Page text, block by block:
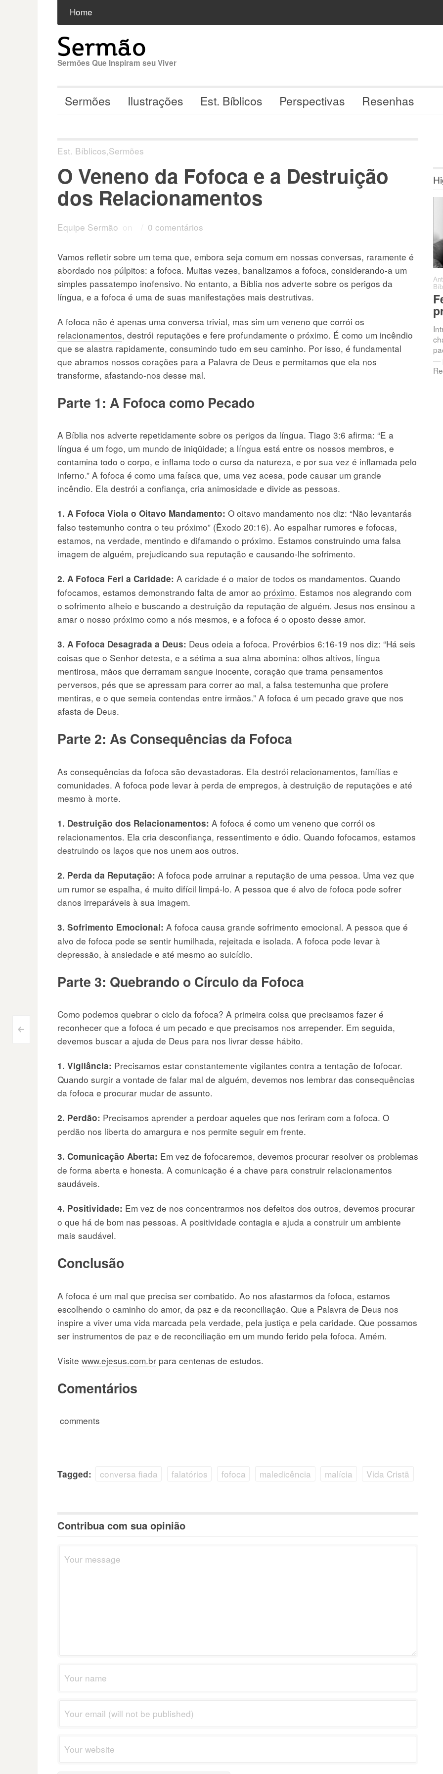
para
conteúdo
Home
Sermões Que Inspiram seu Viver
Sermões Ilustrações Est. Bíblicos Perspectivas Resenhas
Navegação
do
Post
<
Est. Bíblicos,Sermões
O Veneno da Fofoca e a Destruição
dos Relacionamentos
Equipe Sermão on 0 comentários
Vamos refletir sobre um tema que, embora seja comum em nossas conversas, raramente é
abordado nos púlpitos: a fofoca. Muitas vezes, banalizamos a fofoca, considerando-a um
simples passatempo inofensivo. No entanto, a Bíblia nos adverte sobre os perigos da
língua, e a fofoca é uma de suas manifestações mais destrutivas.
A fofoca não é apenas uma conversa trivial, mas sim um veneno que corrói os
relacionamentos, destrói reputações e fere profundamente o próximo. É como um incêndio
que se alastra rapidamente, consumindo tudo em seu caminho. Por isso, é fundamental
que abramos nossos corações para a Palavra de Deus e permitamos que ela nos
transforme, afastando-nos desse mal.
Parte 1: A Fofoca como Pecado
A Bíblia nos adverte repetidamente sobre os perigos da língua. Tiago 3:6 afirma: “E a
língua é um fogo, um mundo de iniqüidade; a língua está entre os nossos membros, e
contamina todo o corpo, e inflama todo o curso da natureza, e por sua vez é inflamada pelo
inferno.” A fofoca é como uma faísca que, uma vez acesa, pode causar um grande
incêndio. Ela destrói a confiança, cria animosidade e divide as pessoas.
1. A Fofoca Viola o Oitavo Mandamento: O oitavo mandamento nos diz: “Não levantarás
falso testemunho contra o teu próximo” (Êxodo 20:16). Ao espalhar rumores e fofocas,
estamos, na verdade, mentindo e difamando o próximo. Estamos construindo uma falsa
imagem de alguém, prejudicando sua reputação e causando-lhe sofrimento.
2. A Fofoca Feri a Caridade: A caridade é o maior de todos os mandamentos. Quando
fofocamos, estamos demonstrando falta de amor ao próximo. Estamos nos alegrando com
o sofrimento alheio e buscando a destruição da reputação de alguém. Jesus nos ensinou a
amar o nosso próximo como a nós mesmos, e a fofoca é o oposto desse amor.
3. A Fofoca Desagrada a Deus: Deus odeia a fofoca. Provérbios 6:16-19 nos diz: “Há seis
coisas que o Senhor detesta, e a sétima a sua alma abomina: olhos altivos, língua
mentirosa, mãos que derramam sangue inocente, coração que trama pensamentos
perversos, pés que se apressam para correr ao mal, a falsa testemunha que profere
mentiras, e o que semeia contendas entre irmãos.” A fofoca é um pecado grave que nos
afasta de Deus.
Parte 2: As Consequências da Fofoca
As consequências da fofoca são devastadoras. Ela destrói relacionamentos, famílias e
comunidades. A fofoca pode levar à perda de empregos, à destruição de reputações e até
mesmo à morte.
1. Destruição dos Relacionamentos: A fofoca é como um veneno que corrói os
relacionamentos. Ela cria desconfiança, ressentimento e ódio. Quando fofocamos, estamos
destruindo os laços que nos unem aos outros.
2. Perda da Reputação: A fofoca pode arruinar a reputação de uma pessoa. Uma vez que
um rumor se espalha, é muito difícil limpá-lo. A pessoa que é alvo de fofoca pode sofrer
danos irreparáveis à sua imagem.
3. Sofrimento Emocional: A fofoca causa grande sofrimento emocional. A pessoa que é
alvo de fofoca pode se sentir humilhada, rejeitada e isolada. A fofoca pode levar à
depressão, à ansiedade e até mesmo ao suicídio.
Parte 3: Quebrando o Círculo da Fofoca
Como podemos quebrar o ciclo da fofoca? A primeira coisa que precisamos fazer é
reconhecer que a fofoca é um pecado e que precisamos nos arrepender. Em seguida,
devemos buscar a ajuda de Deus para nos livrar desse hábito.
1. Vigilância: Precisamos estar constantemente vigilantes contra a tentação de fofocar.
Quando surgir a vontade de falar mal de alguém, devemos nos lembrar das consequências
da fofoca e procurar mudar de assunto.
2. Perdão: Precisamos aprender a perdoar aqueles que nos feriram com a fofoca. O
perdão nos liberta do amargura e nos permite seguir em frente.
3. Comunicação Aberta: Em vez de fofocaremos, devemos procurar resolver os problemas
de forma aberta e honesta. A comunicação é a chave para construir relacionamentos
saudáveis.
4. Positividade: Em vez de nos concentrarmos nos defeitos dos outros, devemos procurar
o que há de bom nas pessoas. A positividade contagia e ajuda a construir um ambiente
mais saudável.
Conclusão
A fofoca é um mal que precisa ser combatido. Ao nos afastarmos da fofoca, estamos
escolhendo o caminho do amor, da paz e da reconciliação. Que a Palavra de Deus nos
inspire a viver uma vida marcada pela verdade, pela justiça e pela caridade. Que possamos
ser instrumentos de paz e de reconciliação em um mundo ferido pela fofoca. Amém.
Visite www.ejesus.com.br para centenas de estudos.
Comentários
comments
Tagged: conversa fiada falatórios fofoca maledicência malícia Vida Cristã
Contribua com sua opinião
Antonio C. Barro Sermões
0 comentários
Promessa da
Resposta
Jeremias 33:3 — “Clama a
mim, e responder-te-ei, e
—